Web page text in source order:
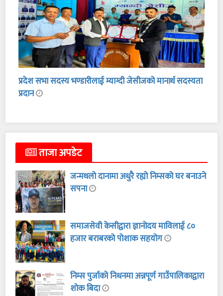
प्रदेश सभा सदस्य भण्डारीलाई म्याग्दी जेसीजको मानार्थ सदस्यता
प्रदान
ताजा अपडेट
जन्मथलो दानामा अधुरै रह्यो निम्सको घर बनाउने
सपना
समाजसेवी केसीद्वारा ज्ञानोदय माविलाई ८०
हजार बराबरको पोशाक सहयोग
निम्स पुर्जाको निधनमा अन्नपूर्ण गाउँपालिकाद्वारा
शोक बिदा